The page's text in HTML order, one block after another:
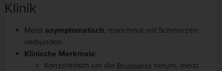
Klinik
Meist asymptomatisch, manchmal mit Schmerzen
verbunden
Klinische Merkmale:
Konzentrisch um die Brustwarze herum, meist